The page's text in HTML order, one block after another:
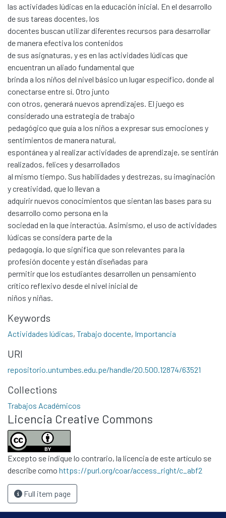
Communities & Collections
All of DSpace
Políticas
las actividades lúdicas en la educación inicial. En el desarrollo
de sus tareas docentes, los
docentes buscan utilizar diferentes recursos para desarrollar
de manera efectiva los contenidos
de sus asignaturas, y es en las actividades lúdicas que
encuentran un aliado fundamental que
brinda a los niños del nivel básico un lugar específico, donde al
conectarse entre sí. Otro junto
con otros, generará nuevos aprendizajes. El juego es
considerado una estrategia de trabajo
pedagógico que guía a los niños a expresar sus emociones y
sentimientos de manera natural,
espontánea y al realizar actividades de aprendizaje, se sentirán
realizados, felices y desarrollados
al mismo tiempo. Sus habilidades y destrezas, su imaginación
y creatividad, que lo llevan a
adquirir nuevos conocimientos que sientan las bases para su
desarrollo como persona en la
sociedad en la que interactúa. Asimismo, el uso de actividades
lúdicas se considera parte de la
pedagogía, lo que significa que son relevantes para la
profesión docente y están diseñadas para
permitir que los estudiantes desarrollen un pensamiento
crítico reflexivo desde el nivel inicial de
niños y niñas.
Keywords
Actividades lúdicas, Trabajo docente, Importancia
URI
repositorio.untumbes.edu.pe/handle/20.500.12874/63521
Collections
Trabajos Académicos
Licencia Creative Commons
Excepto se indique lo contrario, la licencia de este artículo se
describe como https://purl.org/coar/access_right/c_abf2
Full item page